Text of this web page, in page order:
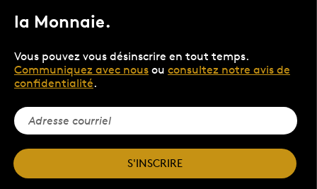
la Monnaie.
Vous pouvez vous désinscrire en tout temps.
Communiquez avec nous ou consultez notre avis de
confidentialité.
S'INSCRIRE